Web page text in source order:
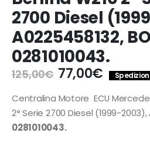
2700 Diesel
A0225458132,
0281010043.
125,00€ Il
prezzo
originale
era:
125,00€.
77,00€Il
prezzo
è:
Centralina Motore ECU
2° Serie 2700 Diesel (1999-2003),
0281010043.